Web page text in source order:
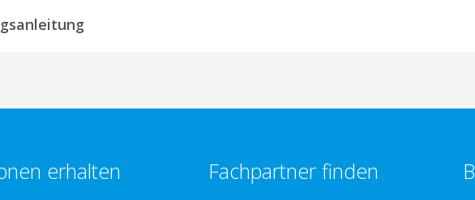
erhalten Fachpartner finden